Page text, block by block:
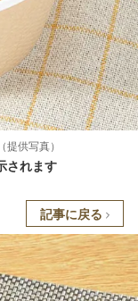
供写真）
されます
記事に戻る